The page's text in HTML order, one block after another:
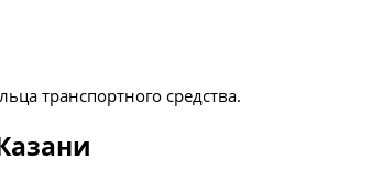
транспортного средства.